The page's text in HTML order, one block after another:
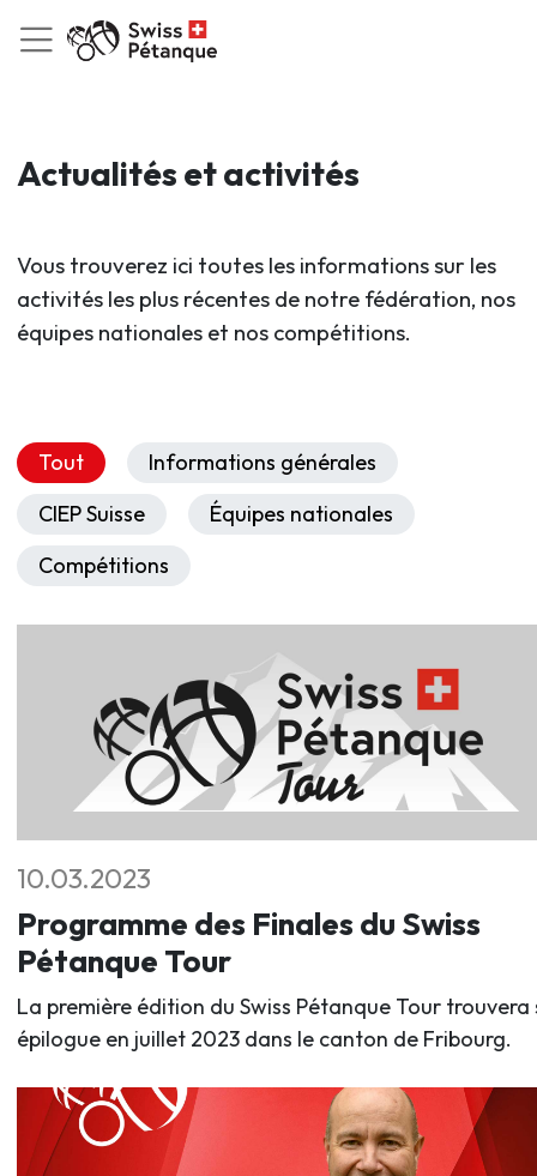
Actualités et activités
Vous trouverez ici toutes les informations sur les
activités les plus récentes de notre fédération, nos
équipes nationales et nos compétitions.
Tout
Informations générales
CIEP Suisse
Équipes nationales
Compétitions
10.03.2023
Programme des Finales du Swiss
Pétanque Tour
La première édition du Swiss Pétanque Tour trouvera
épilogue en juillet 2023 dans le canton de Fribourg.